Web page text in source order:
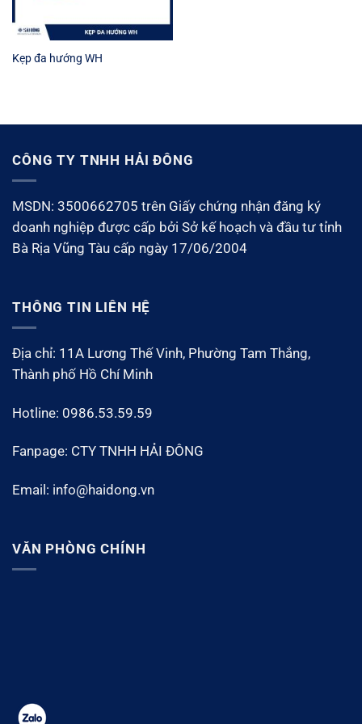
Kẹp đa hướng WH
CÔNG TY TNHH HẢI ĐÔNG
MSDN: 3500662705 trên Giấy chứng nhận đăng ký
doanh nghiệp được cấp bởi Sở kế hoạch và đầu tư tỉnh
Bà Rịa Vũng Tàu cấp ngày 17/06/2004
THÔNG TIN LIÊN HỆ
Địa chỉ: 11A Lương Thế Vinh, Phường Tam Thắng,
Thành phố Hồ Chí Minh
Hotline: 0986.53.59.59
Fanpage: CTY TNHH HẢI ĐÔNG
Email: info@haidong.vn
VĂN PHÒNG CHÍNH